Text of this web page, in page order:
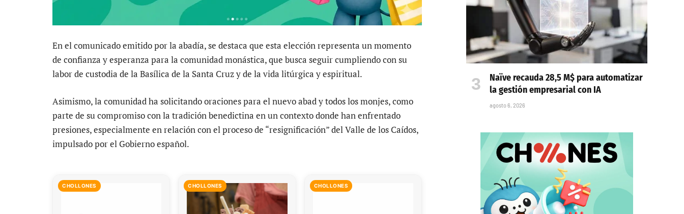
En el comunicado emitido por la abadía, se destaca que esta elección representa un momento
de confianza y esperanza para la comunidad monástica, que busca seguir cumpliendo con su
labor de custodia de la Basílica de la Santa Cruz y de la vida litúrgica y espiritual.
Asimismo, la comunidad ha solicitando oraciones para el nuevo abad y todos los monjes, como
parte de su compromiso con la tradición benedictina en un contexto donde han enfrentado
presiones, especialmente en relación con el proceso de “resignificación” del Valle de los Caídos,
impulsado por el Gobierno español.
CHOLLONES CHOLLONES CHOLLONES
Naïve recauda 28,5 M$ para automatizar
la gestión empresarial con IA
agosto 6, 2026